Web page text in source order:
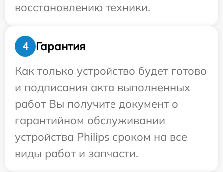
восстановлению техники.
4
Гарантия
Как только устройство будет готово
и подписания акта выполненных
работ Вы получите документ о
гарантийном обслуживании
устройства Philips сроком на все
виды работ и запчасти.